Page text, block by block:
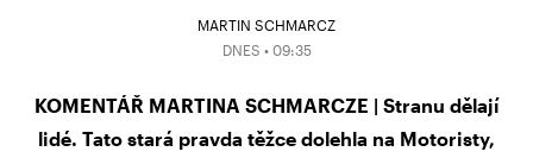
MARTIN SCHMARCZ
DNES • 09:35
KOMENTÁŘ MARTINA SCHMARCZE | Stranu dělají
lidé. Tato stará pravda těžce dolehla na Motoristy,